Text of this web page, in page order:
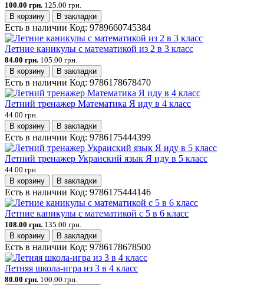
100.00 грн. 125.00 грн.
В корзину
В закладки
Есть в наличии Код: 9789660745384
Летние каникулы с математикой из 2 в 3 класс
84.00 грн. 105.00 грн.
В корзину
В закладки
Есть в наличии Код: 9786178678470
Летний тренажер Математика Я иду в 4 класс
44.00 грн.
В корзину
В закладки
Есть в наличии Код: 9786175444399
Летний тренажер Украиский язык Я иду в 5 класс
44.00 грн.
В корзину
В закладки
Есть в наличии Код: 9786175444146
Летние каникулы с математикой с 5 в 6 класс
108.00 грн. 135.00 грн.
В корзину
В закладки
Есть в наличии Код: 9786178678500
Летняя школа-игра из 3 в 4 класс
80.00 грн. 100.00 грн.